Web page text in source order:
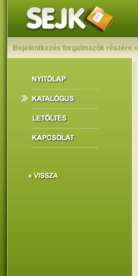
Bejelentkezés forgalmazók részére »